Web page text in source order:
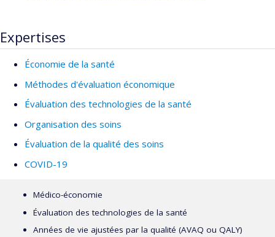
deux revues internationales avec comité de pairs
(http://www.cybelepress.com/about.html)et co-directeur du
groupe éco-santé de l’unité SOUTIEN-SRAP du Québec
Expertises
Économie de la santé
Méthodes d'évaluation économique
Évaluation des technologies de la santé
Organisation des soins
Évaluation de la qualité des soins
COVID-19
Médico-économie
Évaluation des technologies de la santé
Années de vie ajustées par la qualité (AVAQ ou QALY)